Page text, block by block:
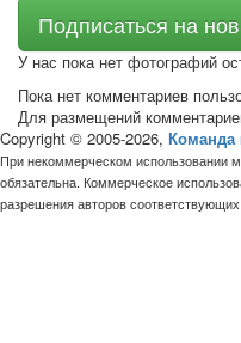
Подписаться на
У нас пока нет фотографий
Пока нет комментариев
Для размещений
Copyright © 2005-2026, Команда
При некоммерческом использовании
обязательна. Коммерческое
разрешения авторов